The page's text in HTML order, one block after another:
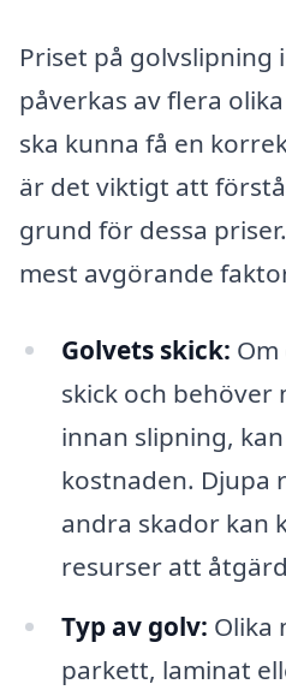
Priset på golvslipning
påverkas av flera
ska kunna få en
är det viktigt att
grund för dessa
mest avgörande
Golvets skick:
skick och behöver
innan slipning,
kostnaden. Djupa
andra skador kan
resurser att
Typ av golv: Olika
parkett, laminat